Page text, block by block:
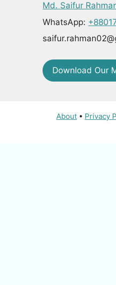
Md. Saifur
WhatsApp:
Download Our
About • Privacy